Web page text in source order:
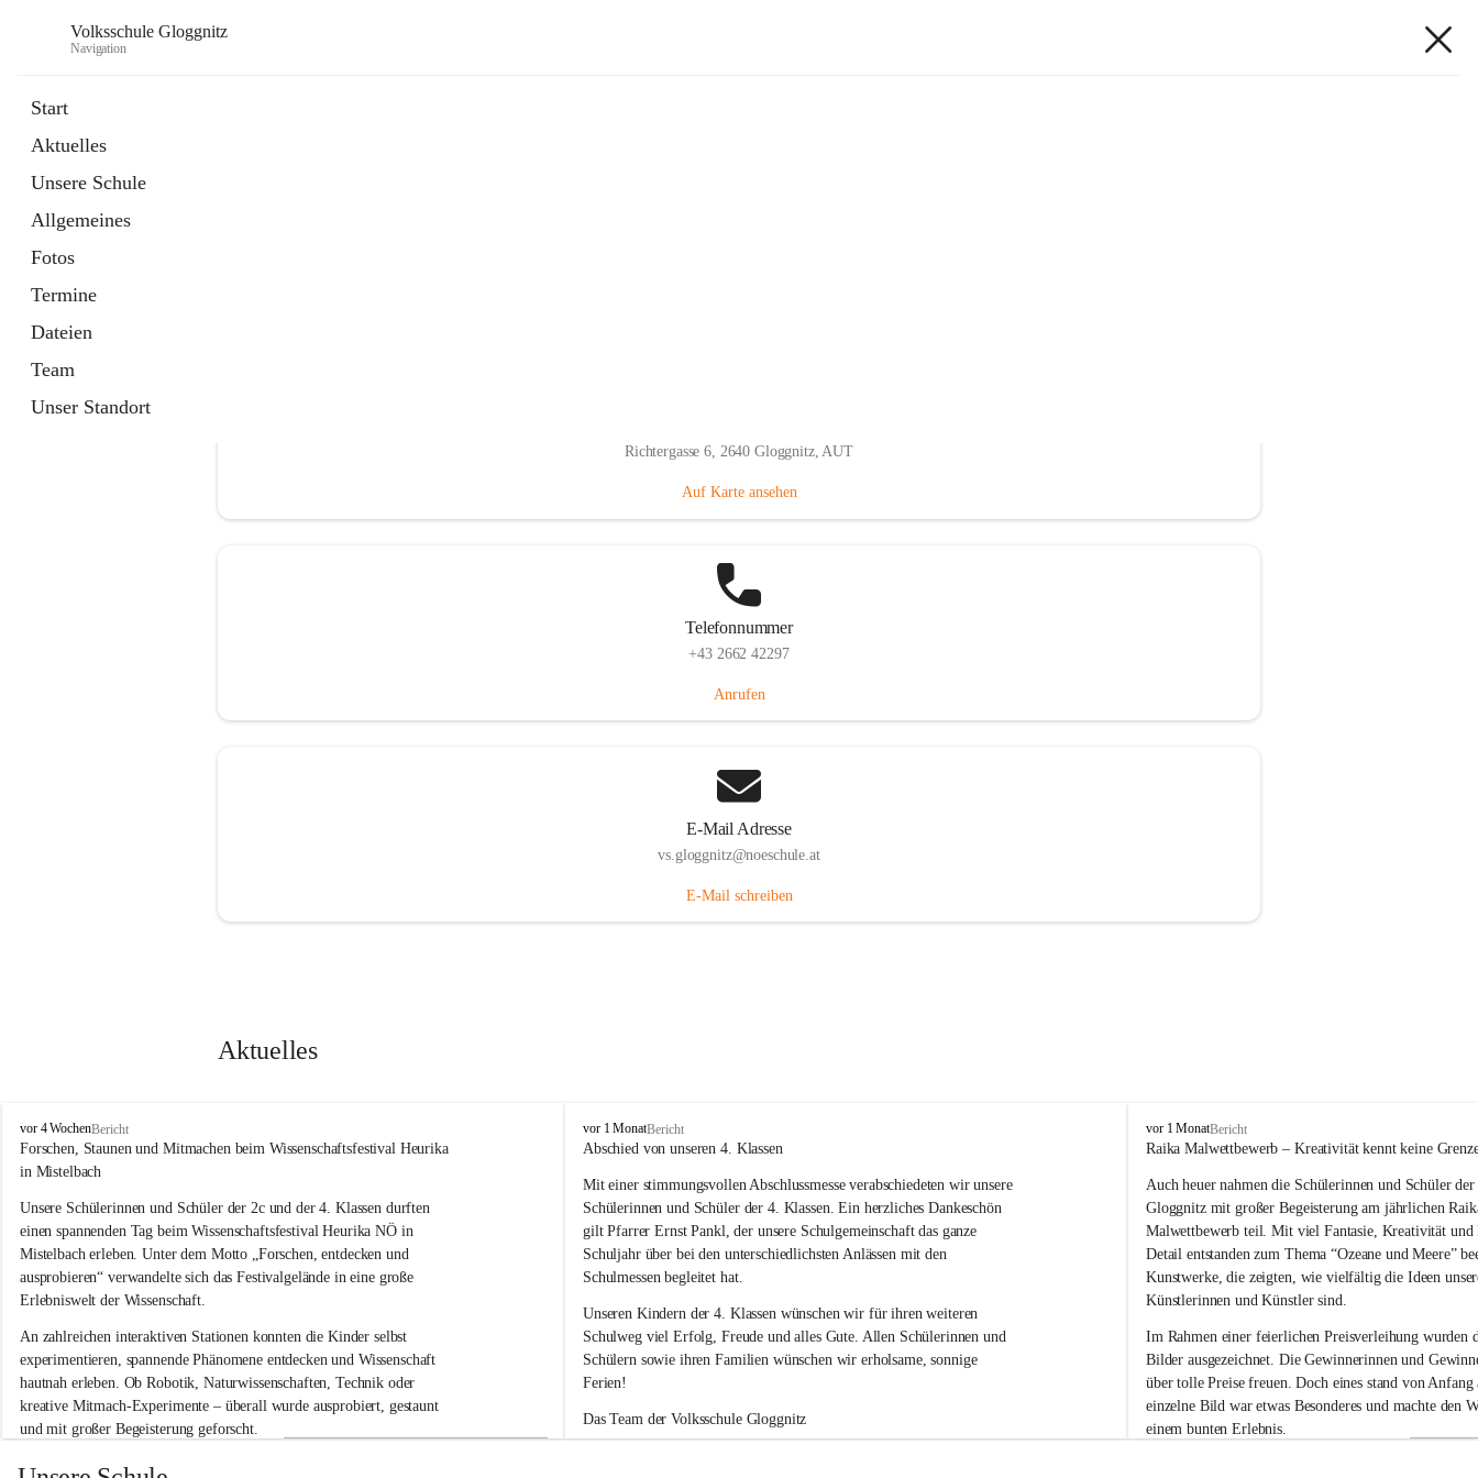
Volksschule Gloggnitz
Navigation
Start
Aktuelles
Unsere Schule
Allgemeines
Fotos
Termine
Dateien
Team
Unser Standort
Richtergasse 6, 2640 Gloggnitz, AUT
Auf Karte ansehen
Telefonnummer
+43 2662 42297
Anrufen
E-Mail Adresse
vs.gloggnitz@noeschule.at
E-Mail schreiben
Aktuelles
V
o
l
s
s
c
u
l
e
G
l
o
g
g
n
i
vor 4 WochenBericht
Forschen, Staunen und Mitmachen beim Wissenschaftsfestival Heurika
in Mistelbach
Unsere Schülerinnen und Schüler der 2c und der 4. Klassen durften
einen spannenden Tag beim Wissenschaftsfestival Heurika NÖ in
Mistelbach erleben. Unter dem Motto „Forschen, entdecken und
ausprobieren“ verwandelte sich das Festivalgelände in eine große
Erlebniswelt der Wissenschaft.
An zahlreichen interaktiven Stationen konnten die Kinder selbst
experimentieren, spannende Phänomene entdecken und Wissenschaft
hautnah erleben. Ob Robotik, Naturwissenschaften, Technik oder
kreative Mitmach-Experimente – überall wurde ausprobiert, gestaunt
und mit großer Begeisterung geforscht.
Besonders beeindruckend war, dass Wissenschaftlerinnen und
V
o
k
s
s
c
h
u
l
e
G
l
o
g
n
vor 1 MonatBericht
Abschied von unseren 4. Klassen
Mit einer stimmungsvollen Abschlussmesse verabschiedeten wir unsere
Schülerinnen und Schüler der 4. Klassen. Ein herzliches Dankeschön
gilt Pfarrer Ernst Pankl, der unsere Schulgemeinschaft das ganze
Schuljahr über bei den unterschiedlichsten Anlässen mit den
Schulmessen begleitet hat.
Unseren Kindern der 4. Klassen wünschen wir für ihren weiteren
Schulweg viel Erfolg, Freude und alles Gute. Allen Schülerinnen und
Schülern sowie ihren Familien wünschen wir erholsame, sonnige
Ferien!
Das Team der Volksschule Gloggnitz
V
o
k
s
s
c
h
u
l
e
G
l
o
g
g
n
vor 1 MonatBericht
Raika Malwettbewerb – Kreativität kennt keine
Auch heuer nahmen die Schülerinnen und Schüler
Gloggnitz mit großer Begeisterung am jährlichen
Malwettbewerb teil. Mit viel Fantasie, Kreativität
Detail entstanden zum Thema “Ozeane und Meere”
Kunstwerke, die zeigten, wie vielfältig die Ideen
Künstlerinnen und Künstler sind.
Im Rahmen einer feierlichen Preisverleihung wurden
Bilder ausgezeichnet. Die Gewinnerinnen und
über tolle Preise freuen. Doch eines stand von Anfang
einzelne Bild war etwas Besonderes und machte den
einem bunten Erlebnis.